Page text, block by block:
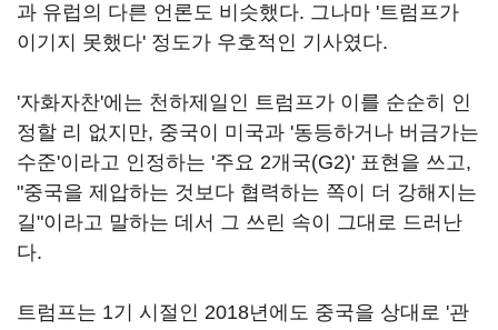
과 유럽의 다른 언론도 비슷했다. 그나마 '트럼프가
이기지 못했다' 정도가 우호적인 기사였다.
'자화자찬'에는 천하제일인 트럼프가 이를 순순히 인
정할 리 없지만, 중국이 미국과 '동등하거나 버금가는
수준'이라고 인정하는 '주요 2개국(G2)' 표현을 쓰고,
"중국을 제압하는 것보다 협력하는 쪽이 더 강해지는
길"이라고 말하는 데서 그 쓰린 속이 그대로 드러난
다.
트럼프는 1기 시절인 2018년에도 중국을 상대로 '관